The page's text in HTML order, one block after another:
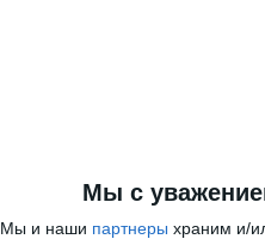
Мы с
Мы и наши партнеры храним и/